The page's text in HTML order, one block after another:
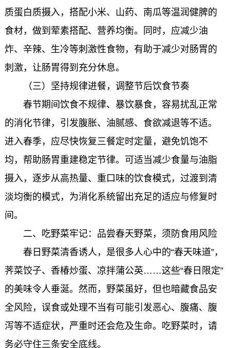
质蛋白质摄入，搭配小米、山药、南瓜等温润健脾的
食材，做到荤素搭配、营养均衡。同时，应减少油
炸、辛辣、生冷等刺激性食物，有助于减少对肠胃的
刺激，让肠胃得到充分休息。
（三）坚持规律进餐，调整节后饮食节奏
春节期间饮食不规律、暴饮暴食，容易扰乱正常
的消化节律，引发腹胀、油腻感、食欲减退等不适。
进入春季，应尽快恢复三餐定时定量，避免饥饱不
均，帮助肠胃重建稳定节律。可适当减少食量与油脂
摄入，逐步从高热量、重口味的饮食模式，过渡到清
淡均衡的模式，为消化系统留出充足的适应与修复时
间。
二、吃野菜牢记：品尝春天野菜，须防食用风险
春日野菜清香诱人，是很多人心中的“春天味道”，
荠菜饺子、香椿炒蛋、凉拌蒲公英……这些“春日限定”
的美味令人垂涎。然而，野菜虽好，但也暗藏食品安
全风险，误食或处理不当有可能引发恶心、腹痛、腹
泻等不适症状，严重时还会危及生命。吃野菜时，请
务必守住三条安全底线。